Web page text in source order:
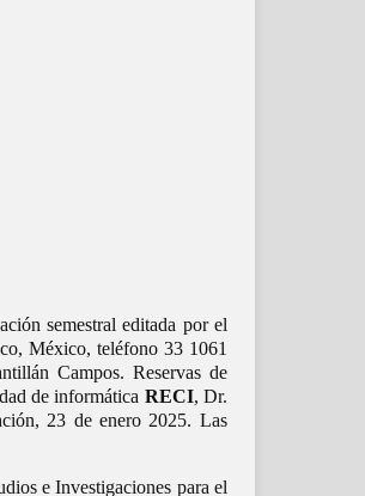
semestral editada por el
México, teléfono 33 1061
Campos. Reservas de
de informática RECI, Dr.
23 de enero 2025. Las
e Investigaciones para el